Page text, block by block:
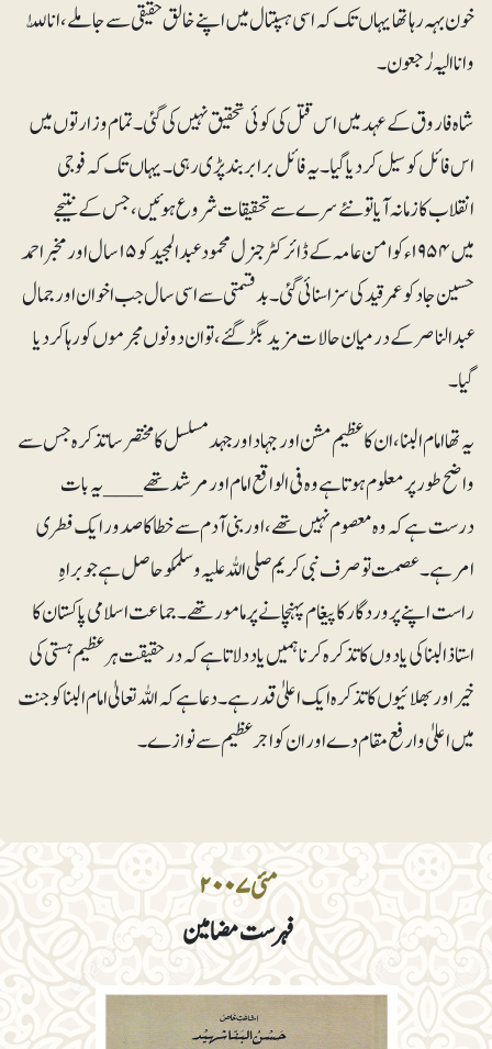
مئی۲۰۰۷
فہرست مضامین
خون بہہ رہاتھا یہاں تک کہ اسی ہسپتال میں اپنے خالق حقیقی سے جا ملے، انا للّٰہ
وانا الیہ رٰجعون۔
شاہ فاروق کے عہد میں اس قتل کی کوئی تحقیق نہیں کی گئی۔ تمام وزارتوں میں
اس فائل کو سیل کردیا گیا۔ یہ فائل برابر بند پڑی رہی۔ یہاں تک کہ فوجی
انقلاب کا زمانہ آیا تو نئے سرے سے تحقیقات شروع ہوئیں ،جس کے نتیجے
میں ۱۹۵۴ء کو امن عامہ کے ڈائرکٹر جنرل محمودعبدالمجید کو ۱۵سال اور مخبر احمد
حسین جاد کو عمر قید کی سزا سنائی گئی۔ بدقسمتی سے اسی سال جب اخوان اور جمال
عبدالناصر کے درمیان حالات مزید بگڑ گئے،تو ان دونوں مجرموں کو رہا کردیا
گیا۔
یہ تھا امام البنا، ان کا عظیم مشن اور جہاد اورجہدمسلسل کا مختصر ساتذکرہ جس سے
واضح طور پر معلوم ہوتا ہے وہ فی الواقع امام اور مرشد تھے___ یہ بات
درست ہے کہ وہ معصوم نہیں تھے ، اور بنی آدم سے خطاکا صدور ایک فطری
امر ہے۔ عصمت تو صرف نبی کریم صلی اللہ علیہ وسلمکو حاصل ہے جو براہِ
راست اپنے پروردگار کا پیغام پہنچانے پر مامور تھے۔ جماعت اسلامی پاکستان کا
استاذ البنا کی یادوں کا تذکرہ کرنا ہمیں یاد دلاتا ہے کہ درحقیقت ہر عظیم ہستی کی
خیر اور بھلائیوں کا تذکرہ ایک اعلیٰ قدر ہے۔ دعا ہے کہ اللہ تعالیٰ امام البنا کو جنت
میں اعلیٰ و ارفع مقام دے اور ان کو اجرعظیم سے نوازے۔